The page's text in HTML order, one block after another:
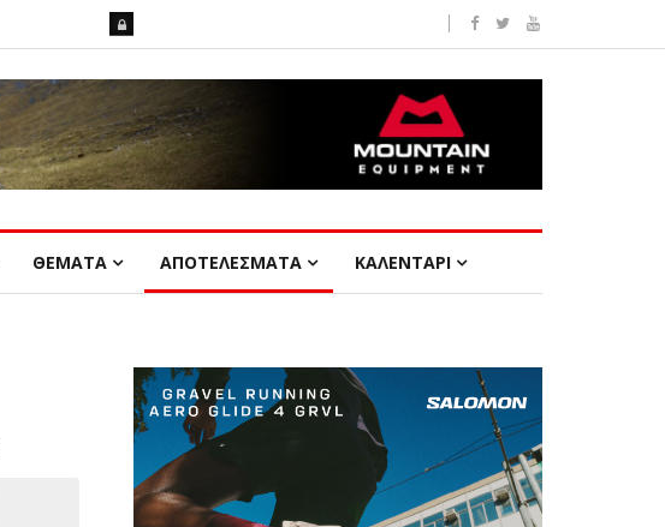
ΘΕΜΑΤΑ ΑΠΟΤΕΛΕΣΜΑΤΑ ΚΑΛΕΝΤΑΡΙ